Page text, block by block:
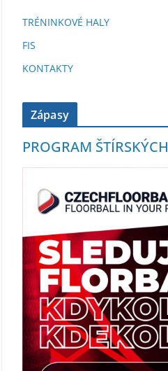
TRÉNINKOVÉ HALY
FIS
KONTAKTY
Zápasy
PROGRAM ŠTÍRSKÝCH